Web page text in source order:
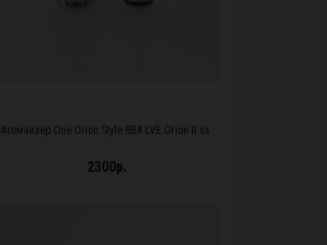
Атомайзер One Orion Style RBA LVE Orion II ss
2300р.